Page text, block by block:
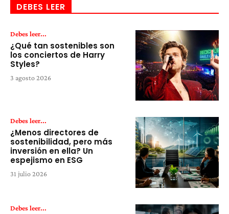
DEBES LEER
Debes leer...
¿Qué tan sostenibles son
los conciertos de Harry
Styles?
3 agosto 2026
Debes leer...
¿Menos directores de
sostenibilidad, pero más
inversión en ella? Un
espejismo en ESG
31 julio 2026
Debes leer...